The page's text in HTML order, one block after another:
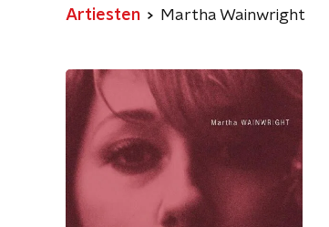
Artiesten Martha Wainwright